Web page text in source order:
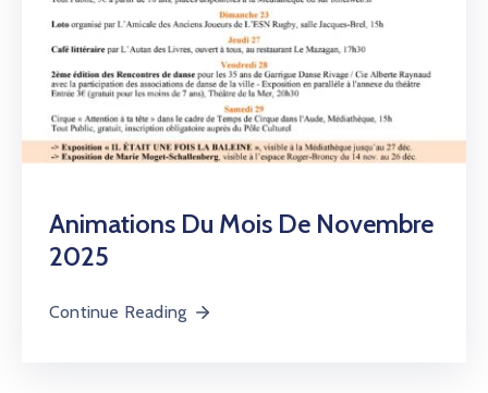
Animations Du Mois De Novembre
2025
Continue Reading